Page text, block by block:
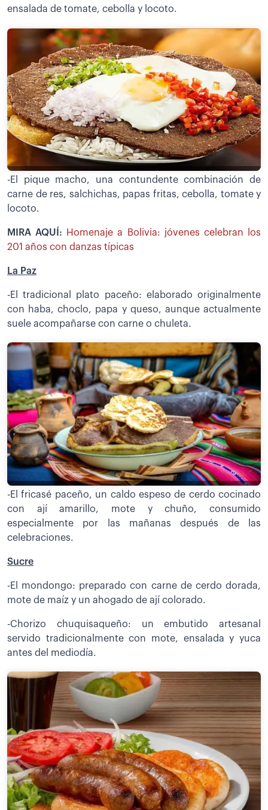
ensalada de tomate, cebolla y locoto.
-El pique macho, una contundente combinación de
carne de res, salchichas, papas fritas, cebolla, tomate y
locoto.
MIRA AQUÍ:
Homenaje a Bolivia: jóvenes celebran los
201 años con danzas típicas
La Paz
-El tradicional plato paceño: elaborado originalmente
con haba, choclo, papa y queso, aunque actualmente
suele acompañarse con carne o chuleta.
-El fricasé paceño, un caldo espeso de cerdo cocinado
con ají amarillo, mote y chuño, consumido
especialmente por las mañanas después de las
celebraciones.
Sucre
-El mondongo: preparado con carne de cerdo dorada,
mote de maíz y un ahogado de ají colorado.
-Chorizo chuquisaqueño: un embutido artesanal
servido tradicionalmente con mote, ensalada y yuca
antes del mediodía.